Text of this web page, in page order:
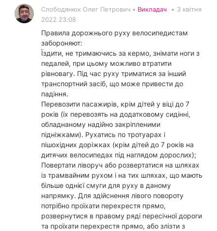
Слободянюк Олег Петрович • Викладач • 3 квітня
2022 23:08
Правила дорожнього руху велосипедистам
забороняют:
Їздити, не тримаючись за кермо, знімати ноги з
педалей, при цьому можливо втратити
рівновагу. Під час руху триматися за інший
транспортний засіб, що може привести до
падіння.
Перевозити пасажирів, крім дітей у віці до 7
років (їх перевозять на додатковому сидінні,
обладнаному надійно закріпленими
підніжками). Рухатись по тротуарах і
пішохідних доріжках (крім дітей до 7 років на
дитячих велосипедах під наглядом дорослих);
Повертати ліворуч або розвертатися на шляхах
із трамвайним рухом і на тих шляхах, що мають
більше однієї смуги для руху в даному
напрямку. Для здійснення лівого повороту
потрібно проїхати перехрестя прямо,
розвернутися в правому ряді пересічної дороги
та проїхати перехрестя прямо, або злізти з